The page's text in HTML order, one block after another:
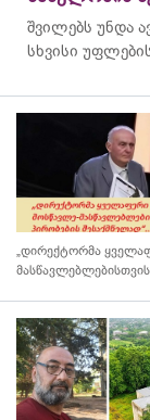
შვილებს უნდა
სხვისი
„დირექტორმა